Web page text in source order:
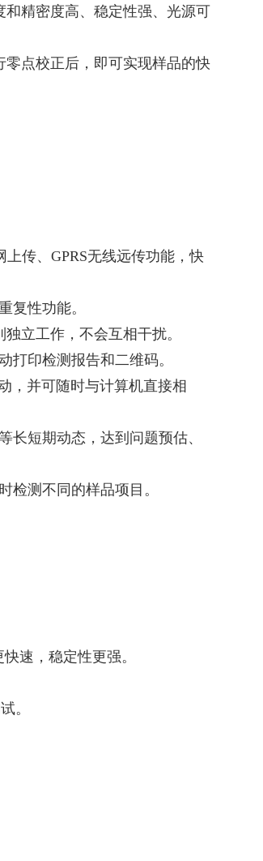
精密度高、稳定性强、光源可
点校正后，即可实现样品的快
传、GPRS无线远传功能，快
复性功能。
立工作，不会互相干扰。
打印检测报告和二维码。
，并可随时与计算机直接相
长短期动态，达到问题预估、
检测不同的样品项目。
速，稳定性更强。
。